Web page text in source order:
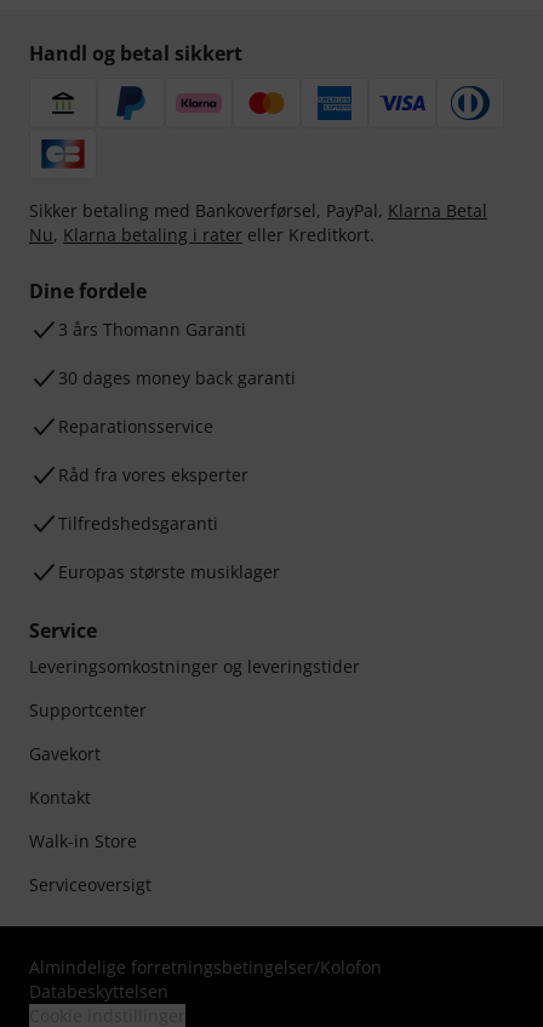
Handl og betal sikkert
Sikker betaling med Bankoverførsel, PayPal, Klarna Betal
Nu, Klarna betaling i rater eller Kreditkort.
Dine fordele
3 års Thomann Garanti
30 dages money back garanti
Reparationsservice
Råd fra vores eksperter
Tilfredshedsgaranti
Europas største musiklager
Service
Leveringsomkostninger og leveringstider
Supportcenter
Gavekort
Kontakt
Walk-in Store
Serviceoversigt
Almindelige forretningsbetingelser/Kolofon
Databeskyttelsen